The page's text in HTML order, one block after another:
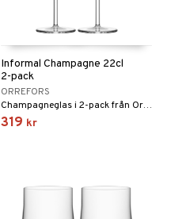
Informal Champagne 22cl
2-pack
ORREFORS
Champagneglas i 2-pack från Orrefors serie Informal skapad av Björn Dahlström.
319 kr